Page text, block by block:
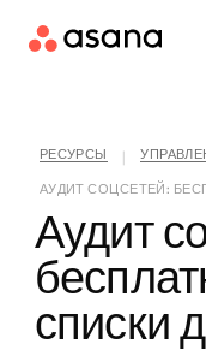
РЕСУРСЫ
АУДИТ СОЦСЕТЕЙ:
Аудит
списки